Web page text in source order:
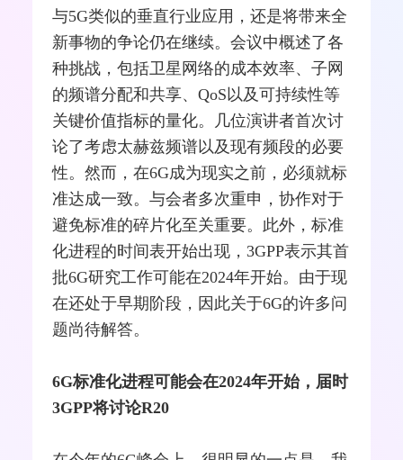
与5G类似的垂直行业应用，还是将带来全
新事物的争论仍在继续。会议中概述了各
种挑战，包括卫星网络的成本效率、子网
的频谱分配和共享、QoS 以及可持续性等
关键价值指标的量化。几位演讲者首次讨
论了考虑太赫兹频谱以及现有频段的必要
性。然而，在6G成为现实之前，必须就标
准达成一致。与会者多次重申，协作对于
避免标准的碎片化至关重要。此外，标准
化进程的时间表开始出现，3GPP表示其首
批6G研究工作可能在2024年开始。由于现
在还处于早期阶段，因此关于6G的许多问
题尚待解答。
6G标准化进程可能会在2024年开始，届时
3GPP将讨论R20